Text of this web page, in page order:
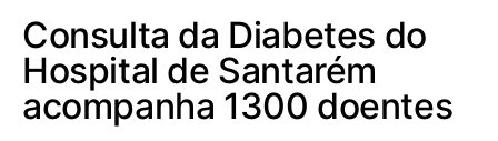
Consulta da Diabetes do
Hospital de Santarém
acompanha 1300 doentes